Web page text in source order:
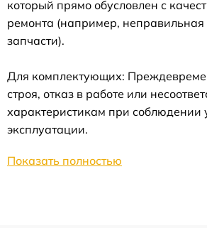
который прямо обусловлен с
ремонта (например, неправильная
запчасти).
Для комплектующих:
строя, отказ в работе или
характеристикам при соблюдении
эксплуатации.
Показать полностью